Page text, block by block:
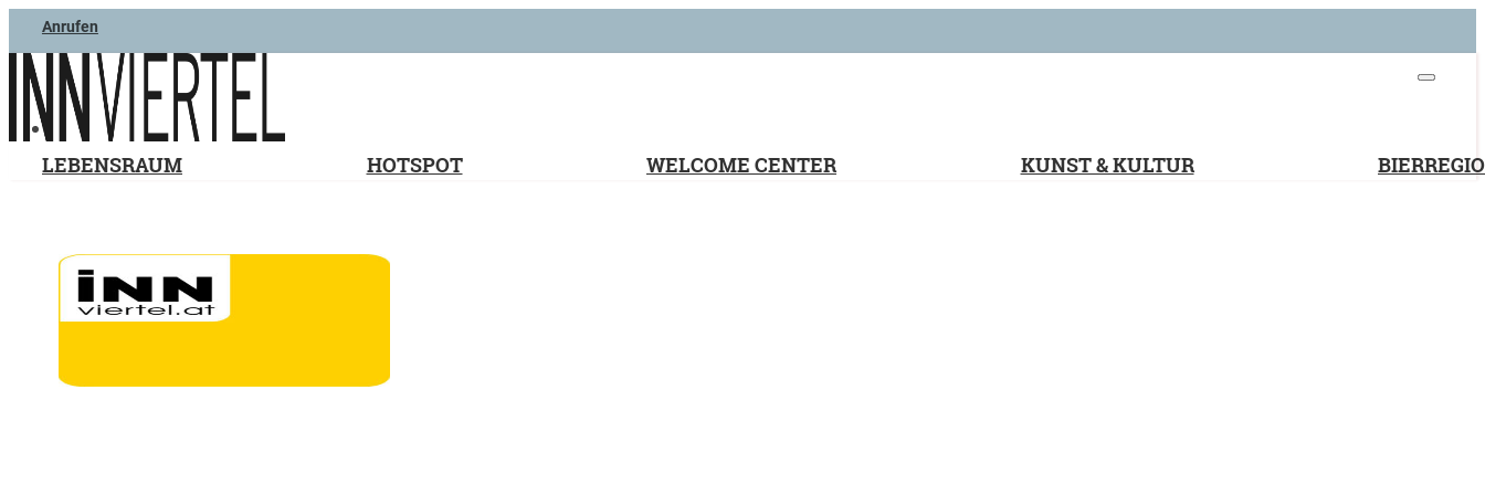
Anrufen
LEBENSRAUM HOTSPOT WELCOME CENTER KUNST & KULTUR